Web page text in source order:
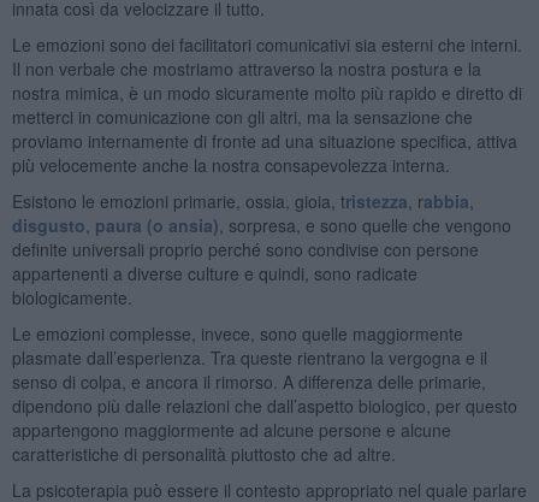
innata così da velocizzare il tutto.
Le emozioni sono dei facilitatori comunicativi sia esterni che interni.
Il non verbale che mostriamo attraverso la nostra postura e la
nostra mimica, è un modo sicuramente molto più rapido e diretto di
metterci in comunicazione con gli altri, ma la sensazione che
proviamo internamente di fronte ad una situazione specifica, attiva
più velocemente anche la nostra consapevolezza interna.
Esistono le emozioni primarie, ossia, gioia, tristezza , rabbia
disgusto paura (o ansia) , sorpresa, e sono quelle che vengono
definite universali proprio perché sono condivise con persone
appartenenti a diverse culture e quindi, sono radicate
biologicamente.
Le emozioni complesse, invece, sono quelle maggiormente
plasmate dall’esperienza. Tra queste rientrano la vergogna e il
senso di colpa, e ancora il rimorso. A differenza delle primarie,
dipendono più dalle relazioni che dall’aspetto biologico, per questo
appartengono maggiormente ad alcune persone e alcune
caratteristiche di personalità piuttosto che ad altre.
La psicoterapia può essere il contesto appropriato nel quale parlare